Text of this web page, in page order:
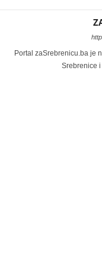
Portal zaSrebrenicu.ba je
Srebrenice